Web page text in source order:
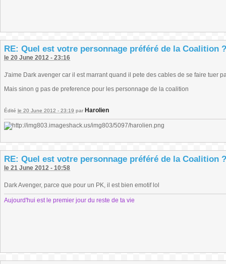
RE: Quel est votre personnage préféré de la Coalition ?
le 20 June 2012 - 23:16
J'aime Dark avenger car il est marrant quand il pete des cables de se faire tuer
Mais sinon g pas de preference pour les personnage de la coalition
Édité le 20 June 2012 - 23:19 par Harolien
RE: Quel est votre personnage préféré de la Coalition ?
le 21 June 2012 - 10:58
Dark Avenger, parce que pour un PK, il est bien emotif lol
Aujourd'hui est le premier jour du reste de ta vie